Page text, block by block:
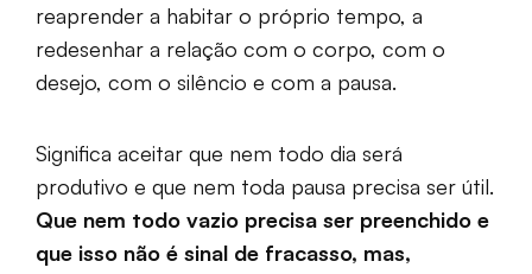
reaprender a habitar o próprio tempo, a
redesenhar a relação com o corpo, com o
desejo, com o silêncio e com a pausa.
Significa aceitar que nem todo dia será
produtivo e que nem toda pausa precisa ser útil.
Que nem todo vazio precisa ser preenchido e
que isso não é sinal de fracasso, mas,